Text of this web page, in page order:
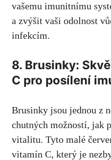
vašemu imunitnímu
a zvýšit vaši odolnost
infekcím.
8. Brusinky:
C pro posílení
Brusinky jsou jednou z
chutných možností, jak
vitalitu. Tyto malé
vitamín C, který je